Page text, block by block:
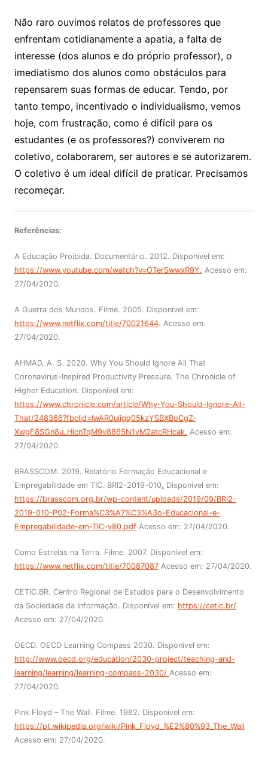
Não raro ouvimos relatos de professores que
enfrentam cotidianamente a apatia, a falta de
interesse (dos alunos e do próprio professor), o
imediatismo dos alunos como obstáculos para
repensarem suas formas de educar. Tendo, por
tanto tempo, incentivado o individualismo, vemos
hoje, com frustração, como é difícil para os
estudantes (e os professores?) conviverem no
coletivo, colaborarem, ser autores e se autorizarem.
O coletivo é um ideal difícil de praticar. Precisamos
recomeçar.
Referências:
A Educação Proibida. Documentário. 2012. Disponível em:
https://www.youtube.com/watch?v=OTerSwwxR9Y. Acesso em:
27/04/2020.
A Guerra dos Mundos. Filme. 2005. Disponível em:
https://www.netflix.com/title/70021644. Acesso em:
27/04/2020.
AHMAD, A. S. 2020. Why You Should Ignore All That
Coronavirus-Inspired Productivity Pressure. The Chronicle of
Higher Education. Disponível em:
https://www.chronicle.com/article/Why-You-Should-Ignore-All-
That/248366?fbclid=IwAR0uiigq05kzYSBXBoCgZ-
XwgF8SGn8u_HicnTqM9v8865N1vM2atcRHcak. Acesso em:
27/04/2020.
BRASSCOM. 2019. Relatório Formação Educacional e
Empregabilidade em TIC. BRI2-2019-010. Disponível em:
https://brasscom.org.br/wp-content/uploads/2019/09/BRI2-
2019-010-P02-Forma%C3%A7%C3%A3o-Educacional-e-
Empregabilidade-em-TIC-v80.pdfAcesso em: 27/04/2020.
Como Estrelas na Terra. Filme. 2007. Disponível em:
https://www.netflix.com/title/70087087Acesso em: 27/04/2020.
CETIC.BR. Centro Regional de Estudos para o Desenvolvimento
da Sociedade da Informação. Disponível em: https://cetic.br/
Acesso em: 27/04/2020.
OECD. OECD Learning Compass 2030. Disponível em:
http://www.oecd.org/education/2030-project/teaching-and-
learning/learning/learning-compass-2030/ Acesso em:
27/04/2020.
Pink Floyd – The Wall. Filme. 1982. Disponível em:
https://pt.wikipedia.org/wiki/Pink_Floyd_%E2%80%93_The_Wall
Acesso em: 27/04/2020.